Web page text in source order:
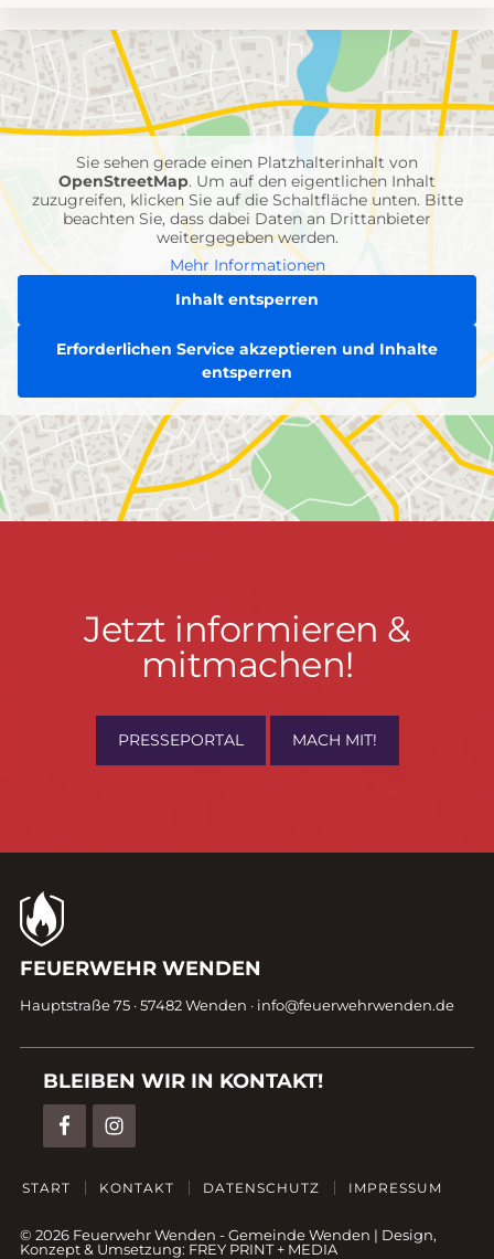
Umgebungskarte
mit
Feuerwehr-
Einheiten
Sie sehen gerade einen Platzhalterinhalt von
OpenStreetMap. Um auf den eigentlichen Inhalt
zuzugreifen, klicken Sie auf die Schaltfläche unten. Bitte
beachten Sie, dass dabei Daten an Drittanbieter
weitergegeben werden.
Mehr Informationen
Inhalt entsperren
Erforderlichen Service akzeptieren und Inhalte
entsperren
Jetzt
informieren
mitmachen!
Jetzt informieren &
mitmachen!
PRESSEPORTAL MACH MIT!
Kontaktdaten
Fußzeile
FEUERWEHR WENDEN
Hauptstraße 75 · 57482 Wenden · info@feuerwehrwenden.de
BLEIBEN WIR IN KONTAKT!
START KONTAKT DATENSCHUTZ IMPRESSUM
© 2026 Feuerwehr Wenden -Gemeinde Wenden | Design,
Konzept & Umsetzung: FREY PRINT + MEDIA